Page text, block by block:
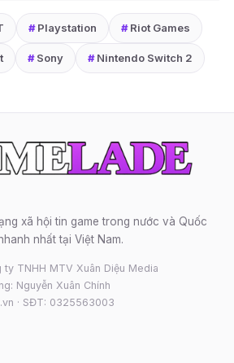
#Playstation #Riot Games
#Sony #Nintendo Switch 2
xã hội tin game trong nước và Quốc
nhất tại Việt Nam.
ty TNHH MTV Xuân Diệu Media
Nguyễn Xuân Chính
· SĐT: 0325563003